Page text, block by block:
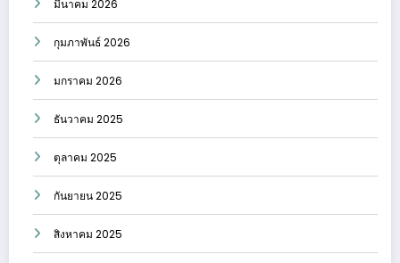
มีนาคม 2026
กุมภาพันธ์ 2026
มกราคม 2026
ธันวาคม 2025
ตุลาคม 2025
กันยายน 2025
สิงหาคม 2025